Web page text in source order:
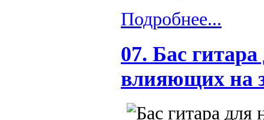
Подробнее...
07. Бас
влияющих на